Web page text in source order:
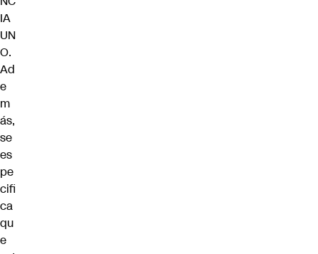
IA
UN
O.
Ad
e
m
ás,
se
es
pe
cifi
ca
qu
e